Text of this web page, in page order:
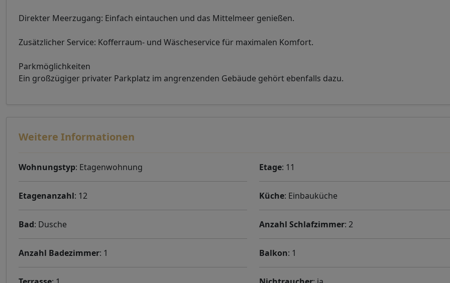
Direkter Meerzugang: Einfach eintauchen und das Mittelmeer genießen.
Zusätzlicher Service: Kofferraum- und Wäscheservice für maximalen Komfort.
Parkmöglichkeiten
Ein großzügiger privater Parkplatz im angrenzenden Gebäude gehört ebenfalls dazu.
Weitere Informationen
Wohnungstyp: Etagenwohnung Etage: 11
Etagenanzahl: 12 Küche: Einbauküche
Bad: Dusche Anzahl Schlafzimmer: 2
Anzahl Badezimmer: 1 Balkon: 1